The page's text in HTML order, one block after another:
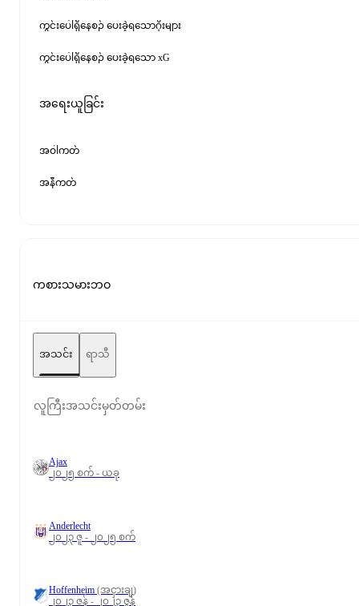
ကွင်းပေါ်ရှိနေစဉ် ပေးခဲ့ရသောဂိုးများ
ကွင်းပေါ်ရှိနေစဉ် ပေးခဲ့ရသော xG
အရေးယူခြင်း
အဝါကတ်
အနီကတ်
ကစားသမားဘဝ
အသင်း ရာသီ
လူကြီးအသင်းမှတ်တမ်း
Ajax
၂၀၂၅ စက် - ယခု
Anderlecht
၂၀၂၃ ဇူ - ၂၀၂၅ စက်
Hoffenheim (အငှားချ)
၂၀၂၃ ဇန် - ၂၀၂၃ ဇွန်